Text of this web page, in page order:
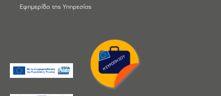
Εφημερίδα της Υπηρεσίας